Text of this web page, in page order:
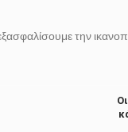
την